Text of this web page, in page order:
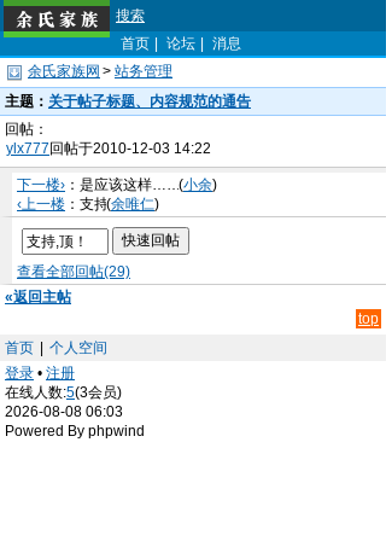
搜索
首页
论坛
消息
余氏家族网 > 站务管理
主题： 关于帖子标题、内容规范的通告
回帖：
ylx777 回帖于2010-12-03 14:22
下一楼› ：是应该这样……(小余)
‹上一楼 ：支持(余唯仁)
查看全部回帖(29)
«返回主帖
top
首页
个人空间
登录 • 注册
在线人数:5(3会员)
2026-08-08 06:03
Powered By phpwind